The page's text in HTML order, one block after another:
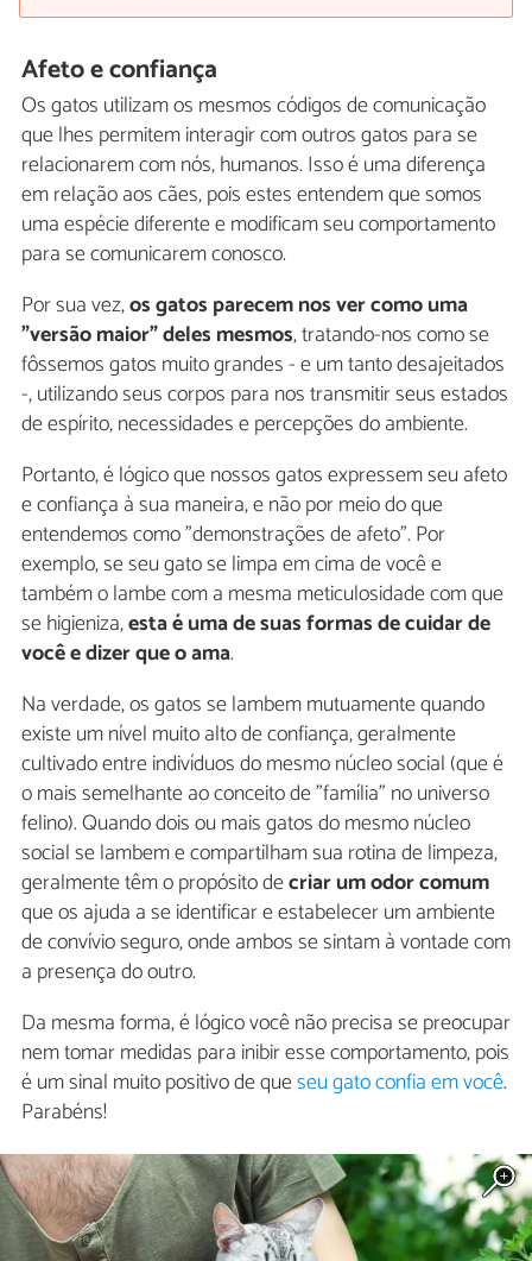
Afeto e confiança
Os gatos utilizam os mesmos códigos de comunicação
que lhes permitem interagir com outros gatos para se
relacionarem com nós, humanos. Isso é uma diferença
em relação aos cães, pois estes entendem que somos
uma espécie diferente e modificam seu comportamento
para se comunicarem conosco.
Por sua vez,os gatos parecem nos ver como uma
"versão maior" deles mesmos, tratando-nos como se
fôssemos gatos muito grandes - e um tanto desajeitados
-, utilizando seus corpos para nos transmitir seus estados
de espírito, necessidades e percepções do ambiente.
Portanto, é lógico que nossos gatos expressem seu afeto
e confiança à sua maneira, e não por meio do que
entendemos como "demonstrações de afeto". Por
exemplo, se seu gato se limpa em cima de você e
também o lambe com a mesma meticulosidade com que
se higieniza,esta é uma de suas formas de cuidar de
você e dizer que o ama.
Na verdade, os gatos se lambem mutuamente quando
existe um nível muito alto de confiança, geralmente
cultivado entre indivíduos do mesmo núcleo social (que é
o mais semelhante ao conceito de "família" no universo
felino). Quando dois ou mais gatos do mesmo núcleo
social se lambem e compartilham sua rotina de limpeza,
geralmente têm o propósito decriar um odor comum
que os ajuda a se identificar e estabelecer um ambiente
de convívio seguro, onde ambos se sintam à vontade com
a presença do outro.
Da mesma forma, é lógico você não precisa se preocupar
nem tomar medidas para inibir esse comportamento, pois
é um sinal muito positivo de queseu gato confia em você.
Parabéns!